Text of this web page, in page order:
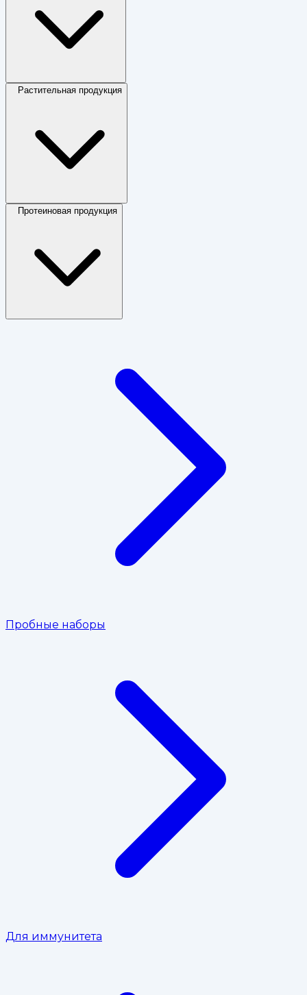
Растительная продукция
Протеиновая продукция
Пробные наборы
Для иммунитета